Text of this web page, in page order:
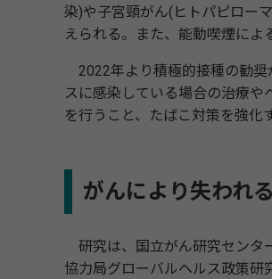
染)や子宮頸がん(ヒトパピロー
えられる。また、能動喫煙によ
2022年より積極的接種の勧奨
スに感染している場合の治療
を行うこと、たばこ対策を強化
がんにより失われ
研究は、国立がん研究センタ
協力局グローバルヘルス政策研